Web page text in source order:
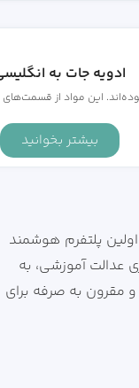
ادویه جات به
این مواد از
بیشتر بخوانید
پلتفرم هوشمند
عدالت آموزشی، به
و مقرون به صرفه برای